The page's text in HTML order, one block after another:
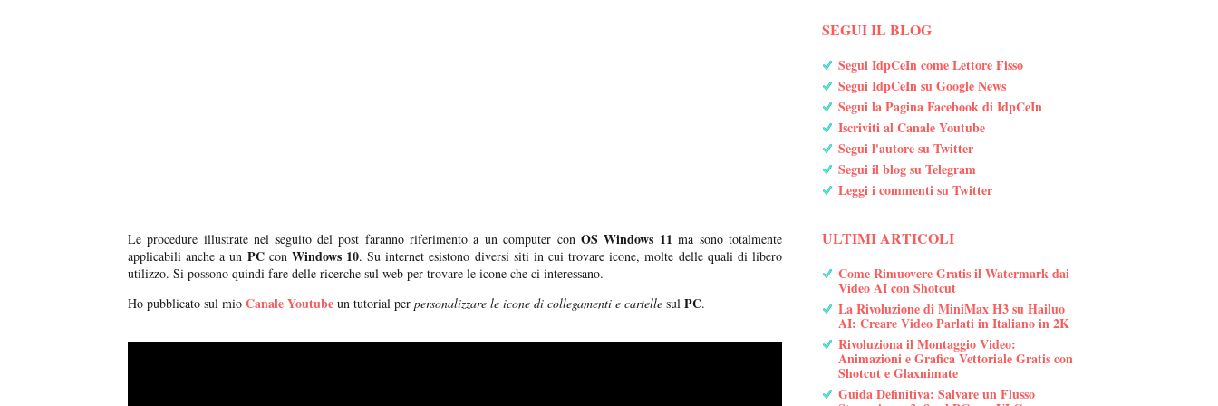
Le procedure illustrate nel seguito del post faranno riferimento a un computer conOS Windows 11 ma sono totalmente
applicabili anche a un PCcon Windows 10. Su internet esistono diversi siti in cui trovare icone, molte delle quali di libero
utilizzo. Si possono quindi fare delle ricerche sul web per trovare le icone che ci interessano.
Ho pubblicato sul mio Canale Youtube un tutorial per personalizzare le icone di collegamenti e cartelle sul PC.
SEGUI IL BLOG
Segui IdpCeIn come Lettore Fisso
Segui IdpCeIn su Google News
Segui la Pagina Facebook di IdpCeIn
Iscriviti al Canale Youtube
Segui l'autore su Twitter
Segui il blog su Telegram
Leggi i commenti su Twitter
ULTIMI ARTICOLI
Come Rimuovere Gratis il Watermark dai
Video AI con Shotcut
La Rivoluzione di MiniMax H3 su Hailuo
AI: Creare Video Parlati in Italiano in 2K
Rivoluziona il Montaggio Video:
Animazioni e Grafica Vettoriale Gratis con
Shotcut e Glaxnimate
Guida Definitiva: Salvare un Flusso